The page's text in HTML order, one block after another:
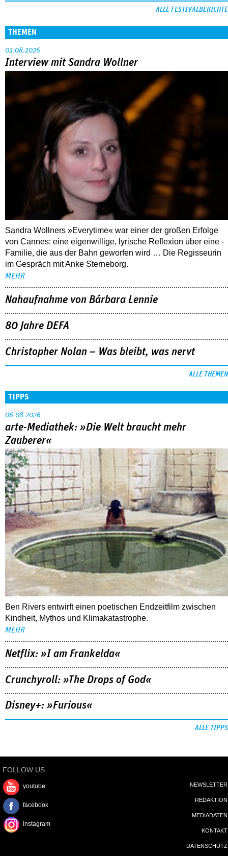
ALLE FESTIVALBERICHTE
THEMEN
03.08.2026
Interview mit Sandra Wollner
Sandra Wollners »Everytime« war einer der großen Erfolge
von Cannes: eine eigenwillige, lyrische Reflexion über eine ­
Familie, die aus der Bahn geworfen wird … Die Regisseurin
im Gespräch mit Anke Sterneborg.
MEHR
Nahaufnahme von Bárbara Lennie
80 Jahre DEFA
Christopher Nolan – Was bleibt, was nervt
ALLE THEMEN
TIPPS
06.08.2026
arte-Mediathek: »Die Welt braucht mehr
Zauberer«
Ben Rivers entwirft einen poetischen Endzeitfilm zwischen
Kindheit, Mythos und Klimakatastrophe.
MEHR
Netflix: »I am Frankelda«
Crunchyroll: »The Drops of God«
Disney+: »Furious«
ALLE TIPPS
FOLLOW US
youtube
facebook
instagram
NEWSLETTER
REDAKTION
MEDIADATEN
KONTAKT
DATENSCHUTZ